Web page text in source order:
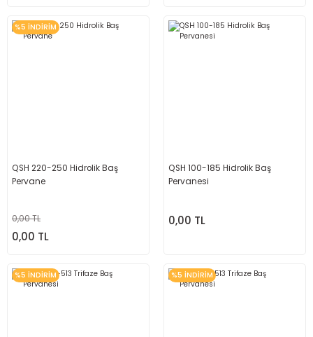
%5 İNDİRİM
QSH 220-250 Hidrolik Baş
Pervane
0,00 TL
0,00 TL
QSH 100-185 Hidrolik Baş
Pervanesi
0,00 TL
%5 İNDİRİM %5 İNDİRİM